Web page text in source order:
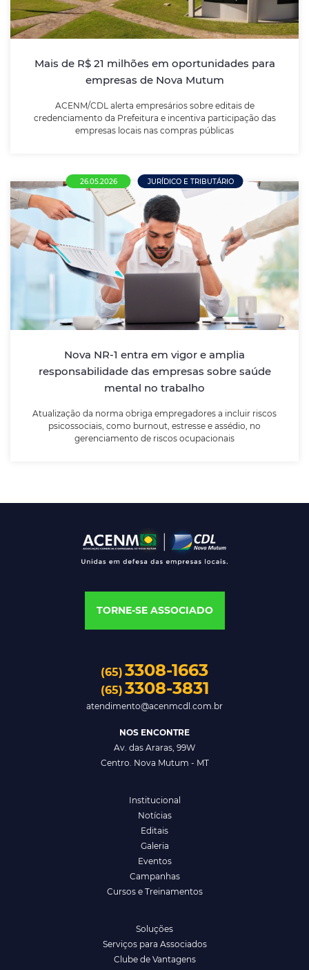
Mais de R$ 21 milhões em oportunidades para
empresas de Nova Mutum
ACENM/CDL alerta empresários sobre editais de
credenciamento da Prefeitura e incentiva participação das
empresas locais nas compras públicas
ACENM/CDL alerta empresários sobre editais de
credenciamento da Prefeitura e incentiva
participação das empresas locais nas compras
26.05.2026 JURÍDICO E TRIBUTÁRIO
Nova NR-1 entra em vigor e amplia
responsabilidade das empresas sobre saúde
mental no trabalho
Atualização da norma obriga empregadores a incluir riscos
psicossociais, como burnout, estresse e assédio, no
gerenciamento de riscos ocupacionais
Nova NR-1 entra em vigor e amplia
responsabilidade das empresas sobre
saúde mental no trabalho
Atualização da norma obriga empregadores a incluir
assédio, no gerenciamento de riscos ocupacionais
TORNE-SE ASSOCIADO
(65) 3308-1663
(65) 3308-3831
atendimento@acenmcdl.com.br
NOS ENCONTRE
Av. das Araras, 99W
Centro. Nova Mutum - MT
Institucional
Notícias
Editais
Galeria
Eventos
Campanhas
Cursos e Treinamentos
Soluções
Serviços para Associados
Clube de Vantagens